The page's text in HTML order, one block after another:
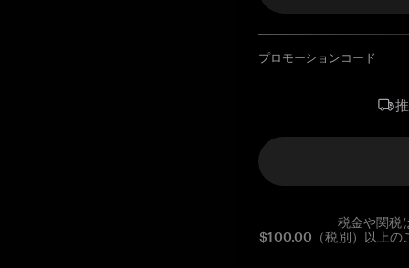
プロモーションコード
税金や関税
$100.00（税別）以上の